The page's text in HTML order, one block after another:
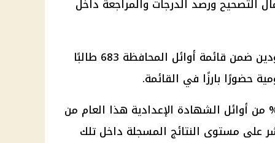
أعمال التصحيح ورصد الدرجات والمراجعة داخل
وبلغ عدد الطلاب والطالبات الموجودين ضمن قائمة أوائل المحافظة 683 طالبًا
حضورًا بارزًا في القائمة.
أوائل الشهادة الإعدادية هذا العام من
على مستوى النتائج المسجلة داخل تلك